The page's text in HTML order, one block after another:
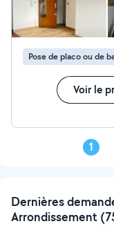
partenaires de
carrelage) pour
Travail soigné,
Devis gratuit et
Pose de placo ou de
Voir le
1
Dernières
Arrondissement